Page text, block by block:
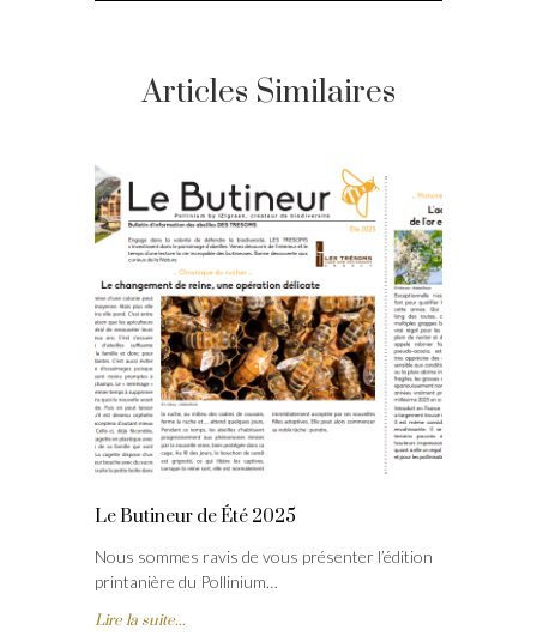
Articles Similaires
Le Butineur de Été 2025
Nous sommes ravis de vous présenter l’édition
printanière du Pollinium…
Lire la suite...